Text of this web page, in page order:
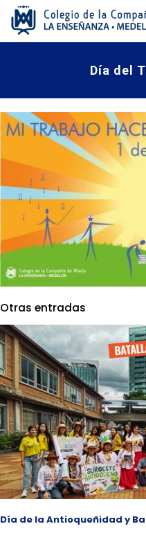
Día del
Otras entradas
Día de la Antioqueñidad y